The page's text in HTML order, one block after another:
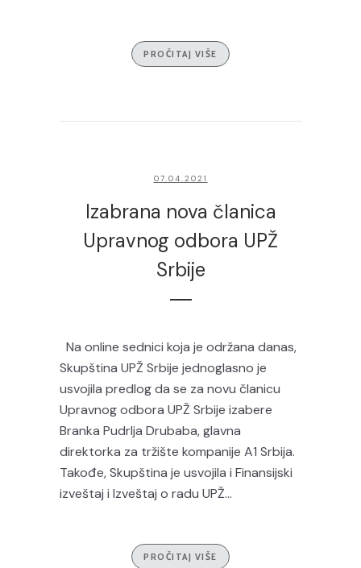
PROČITAJ VIŠE
07.04.2021
Izabrana nova članica
Upravnog odbora UPŽ
Srbije
Na online sednici koja je održana danas,
Skupština UPŽ Srbije jednoglasno je
usvojila predlog da se za novu članicu
Upravnog odbora UPŽ Srbije izabere
Branka Pudrlja Drubaba, glavna
direktorka za tržište kompanije A1 Srbija.
Takođe, Skupština je usvojila i Finansijski
izveštaj i Izveštaj o radu UPŽ...
PROČITAJ VIŠE